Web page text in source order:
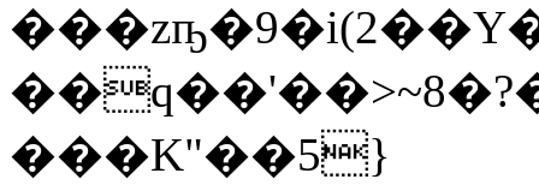
���K"��5}